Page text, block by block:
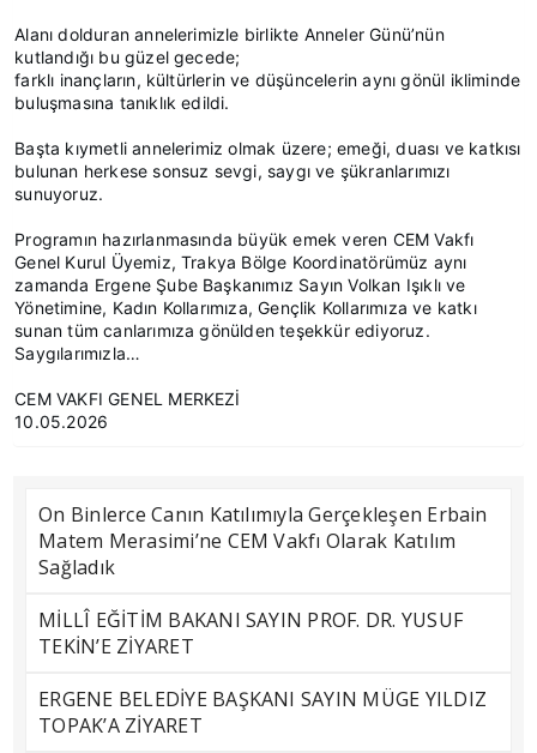
Alanı dolduran annelerimizle birlikte Anneler Günü’nün
kutlandığı bu güzel gecede;
farklı inançların, kültürlerin ve düşüncelerin aynı gönül ikliminde
buluşmasına tanıklık edildi.
Başta kıymetli annelerimiz olmak üzere; emeği, duası ve katkısı
bulunan herkese sonsuz sevgi, saygı ve şükranlarımızı
sunuyoruz.
Programın hazırlanmasında büyük emek veren CEM Vakfı
Genel Kurul Üyemiz, Trakya Bölge Koordinatörümüz aynı
zamanda Ergene Şube Başkanımız Sayın Volkan Işıklı ve
Yönetimine, Kadın Kollarımıza, Gençlik Kollarımıza ve katkı
sunan tüm canlarımıza gönülden teşekkür ediyoruz.
Saygılarımızla…
CEM VAKFI GENEL MERKEZİ
10.05.2026
On Binlerce Canın Katılımıyla Gerçekleşen Erbain
Matem Merasimi’ne CEM Vakfı Olarak Katılım
Sağladık
MİLLÎ EĞİTİM BAKANI SAYIN PROF. DR. YUSUF
TEKİN’E ZİYARET
ERGENE BELEDİYE BAŞKANI SAYIN MÜGE YILDIZ
TOPAK’A ZİYARET